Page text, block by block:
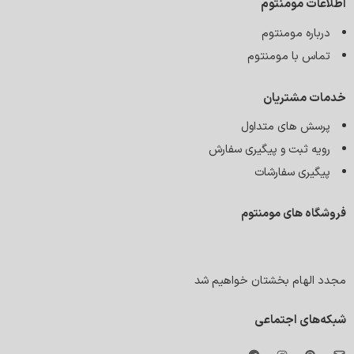
اطلاعات مومنتوم
درباره مومنتوم
تماس با مومنتوم
خدمات مشتریان
پرسش های متداول
رویه ثبت و پیگیری سفارش
پیگیری سفارشات
فروشگاه های مومنتوم
مجدد الهام بخشتان خواهیم شد
شبکه‌های اجتماعی